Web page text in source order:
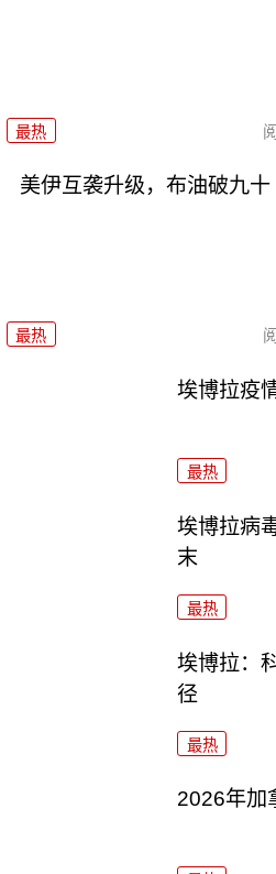
最热
美伊互袭升级，布油破九十
最热
埃博拉疫
最热
埃博拉病
末
最热
埃博拉：
径
最热
2026年加